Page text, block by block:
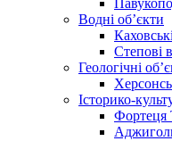
Водні об’єкти
Степові
Геологічні
Історико-
Фортеця